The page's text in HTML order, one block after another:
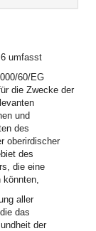
umfasst
60/EG
die Zwecke der
und
des
oberirdischer
des
die eine
könnten,
aller
das
der